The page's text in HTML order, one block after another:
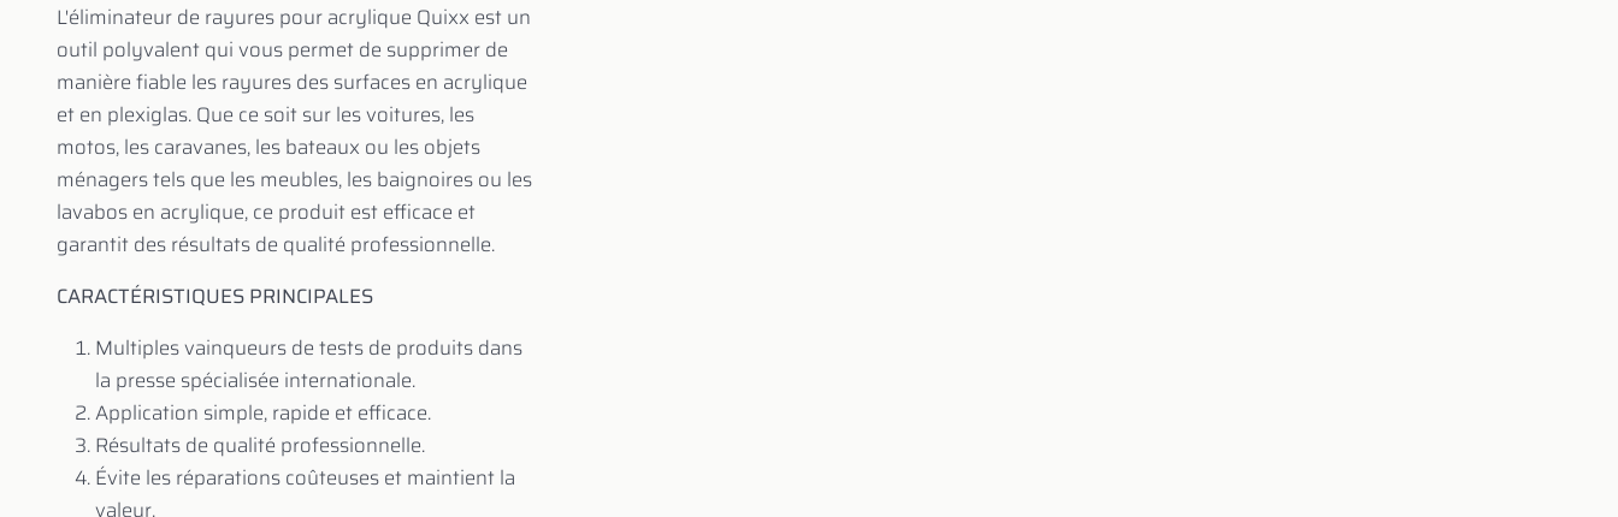
L'éliminateur de rayures pour acrylique Quixx est un
outil polyvalent qui vous permet de supprimer de
manière fiable les rayures des surfaces en acrylique
et en plexiglas. Que ce soit sur les voitures, les
motos, les caravanes, les bateaux ou les objets
ménagers tels que les meubles, les baignoires ou les
lavabos en acrylique, ce produit est efficace et
garantit des résultats de qualité professionnelle.
CARACTÉRISTIQUES PRINCIPALES
Multiples vainqueurs de tests de produits dans
la presse spécialisée internationale.
Application simple, rapide et efficace.
Résultats de qualité professionnelle.
Évite les réparations coûteuses et maintient la
valeur.